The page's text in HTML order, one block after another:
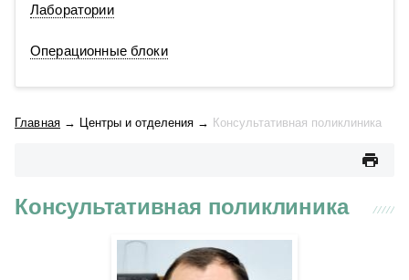
Лаборатории
Операционные блоки
Главная → Центры и отделения → Консультативная поликлиника
Консультативная поликлиника